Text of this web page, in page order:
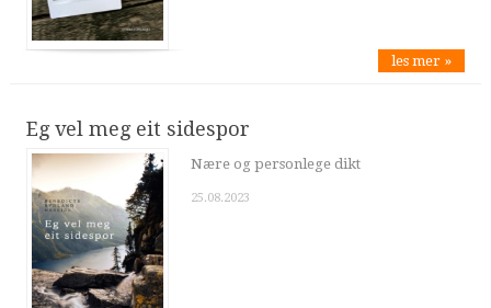
les mer »
Eg vel meg eit sidespor
Nære og personlege dikt
25.08.2023